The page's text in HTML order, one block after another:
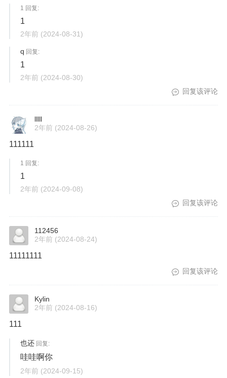
1 回复:
1
2年前 (2024-08-31)
q 回复:
1
2年前 (2024-08-30)
回复该评论
lllll
2年前 (2024-08-26)
111111
1 回复:
1
2年前 (2024-09-08)
回复该评论
112456
2年前 (2024-08-24)
11111111
回复该评论
Kylin
2年前 (2024-08-16)
111
也还 回复:
哇哇啊你
2年前 (2024-09-15)